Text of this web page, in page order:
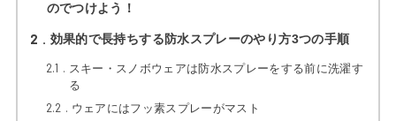
のでつけよう！
2 効果的で長持ちする防水スプレーのやり方3つの手順
2.1
スキー・スノボウェアは防水スプレーをする前に洗濯す
る
2.2 ウェアにはフッ素スプレーがマスト